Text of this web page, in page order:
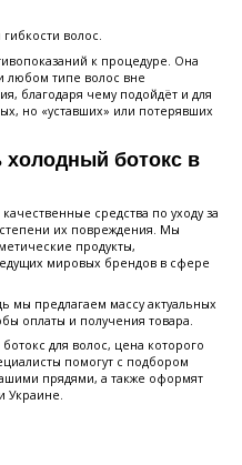
волос.
к процедуре. Она
любом типе волос вне
благодаря чему подойдёт и для
но «уставших» или потерявших
холодный ботокс в
средства по уходу за
их повреждения. Мы
продукты,
мировых брендов в сфере
мы предлагаем массу актуальных
оплаты и получения товара.
для волос, цена которого
помогут с подбором
прядями, а также оформят
Украине.